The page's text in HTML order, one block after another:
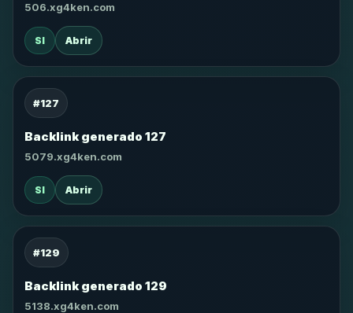
506.xg4ken.com
SI Abrir
#127
Backlink generado 127
5079.xg4ken.com
SI Abrir
#129
Backlink generado 129
5138.xg4ken.com